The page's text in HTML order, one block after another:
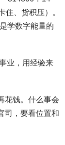
住、货积压）。
学数字能量的
业，用经验来
花钱。什么事会
司，要看位置和